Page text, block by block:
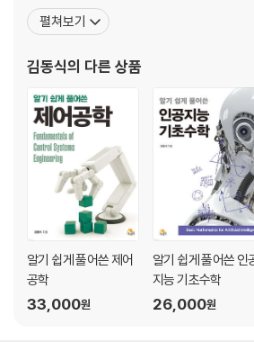
(2) 역행렬의 성질
(1) 수반행렬의 정의
1.8 여러 가지 공학적 응용 예
(1) 전기회로의 수학적 표현 : 선형연립방정식
(2) 선형시스템의 수학적 모델링 : 미분방정식
(3) 2-포트 회로 해석 : 행렬의 곱셈
연습문제
CHAPTER 02 선형연립방정식의 해법
2.1 기본행연산
(1) 선형연립방정식의 풀이 과정
(2) 기본행연산
Ottawa, Visiting Professor, 2013년
시스템기술연구소 연구교수를 역임했고
펼쳐보기
김동식의 다른 상품
알기 쉽게 풀어쓴 제어
공학
33,000원
알기 쉽게 풀어쓴 인
지능 기초수학
26,000원